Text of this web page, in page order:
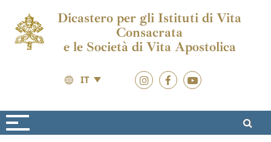
Dicastero per gli Istituti di Vita
Consacrata
e le Società di Vita Apostolica
IT
Attualità